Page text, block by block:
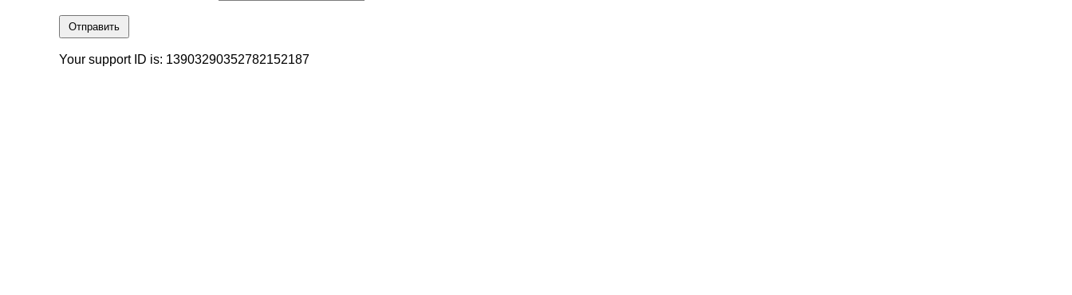
Отправить
Your support ID is: 13903290352782152187